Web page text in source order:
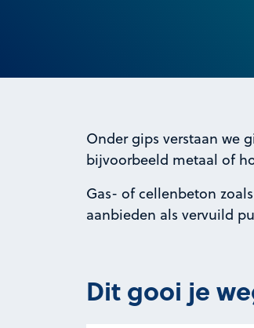
Onder gips verstaan we
bijvoorbeeld metaal of
Gas- of cellenbeton
aanbieden als vervuild
Dit gooi je